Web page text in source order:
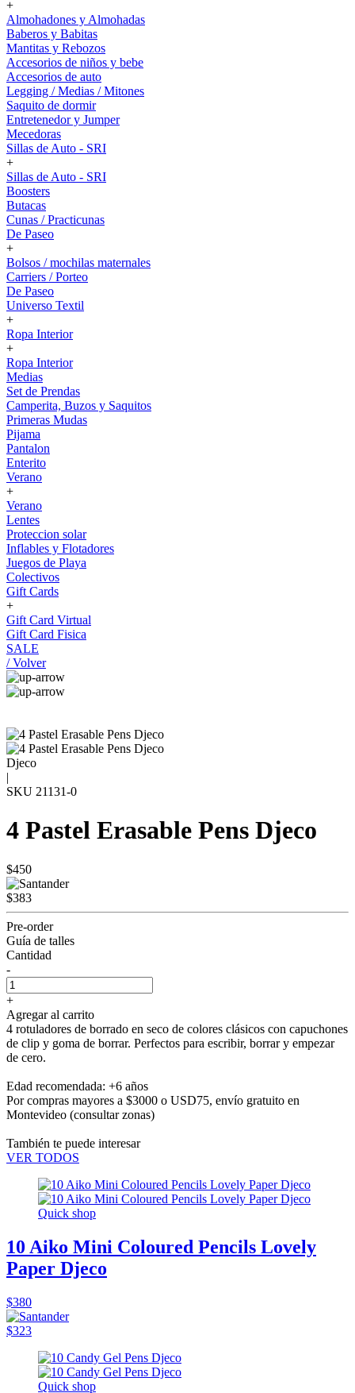
+
Almohadones y Almohadas
Baberos y Babitas
Mantitas y Rebozos
Accesorios de niños y bebe
Accesorios de auto
Legging / Medias / Mitones
Saquito de dormir
Entretenedor y Jumper
Mecedoras
Sillas de Auto - SRI
+
Sillas de Auto - SRI
Boosters
Butacas
Cunas / Practicunas
De Paseo
+
Bolsos / mochilas maternales
Carriers / Porteo
De Paseo
Universo Textil
+
Ropa Interior
+
Ropa Interior
Medias
Set de Prendas
Camperita, Buzos y Saquitos
Primeras Mudas
Pijama
Pantalon
Enterito
Verano
+
Verano
Lentes
Proteccion solar
Inflables y Flotadores
Juegos de Playa
Colectivos
Gift Cards
+
Gift Card Virtual
Gift Card Fisica
SALE
/ Volver
Djeco
|
SKU 21131-0
4 Pastel Erasable Pens Djeco
$450
$383
Pre-order
Guía de talles
Cantidad
-
+
Agregar al carrito
4 rotuladores de borrado en seco de colores clásicos con capuchones
de clip y goma de borrar. Perfectos para escribir, borrar y empezar
de cero.
Edad recomendada: +6 años
Por compras mayores a $3000 o USD75, envío gratuito en
Montevideo (consultar zonas)
También te puede interesar
VER TODOS
Quick shop
10 Aiko Mini Coloured Pencils Lovely
Paper Djeco
$380
$323
Quick shop